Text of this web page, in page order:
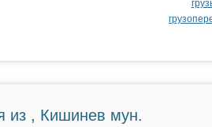
из , Кишинев мун.